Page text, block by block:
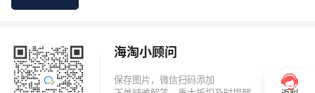
海淘小顾问